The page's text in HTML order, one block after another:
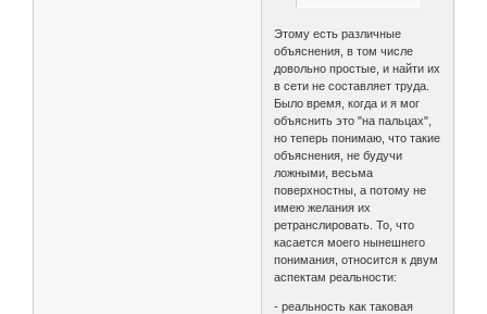
Этому есть различные
объяснения, в том числе
довольно простые, и найти их
в сети не составляет труда.
Было время, когда и я мог
объяснить это "на пальцах",
но теперь понимаю, что такие
объяснения, не будучи
ложными, весьма
поверхностны, а потому не
имею желания их
ретранслировать. То, что
касается моего нынешнего
понимания, относится к двум
аспектам реальности:
- реальность как таковая